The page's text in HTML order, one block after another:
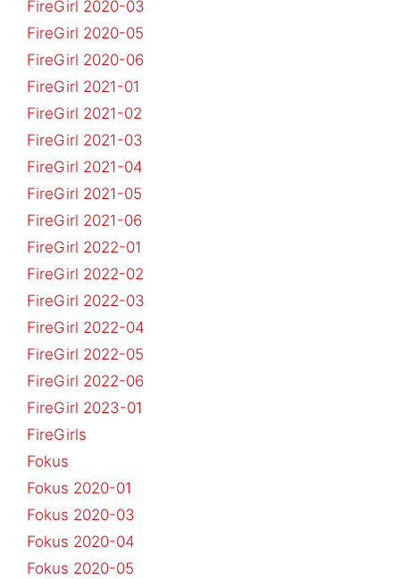
FireGirl 2020-03
FireGirl 2020-05
FireGirl 2020-06
FireGirl 2021-01
FireGirl 2021-02
FireGirl 2021-03
FireGirl 2021-04
FireGirl 2021-05
FireGirl 2021-06
FireGirl 2022-01
FireGirl 2022-02
FireGirl 2022-03
FireGirl 2022-04
FireGirl 2022-05
FireGirl 2022-06
FireGirl 2023-01
FireGirls
Fokus
Fokus 2020-01
Fokus 2020-03
Fokus 2020-04
Fokus 2020-05